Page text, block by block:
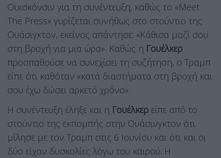
Ουισκόνσιν για τη συνέντευξη, καθώς το «Meet
The Press» γυρίζεται συνήθως στο στούντιο της
Ουάσιγκτον, εκείνος απάντησε: «Κάθισα μαζί σου
στη βροχή για μια ώρα». Καθώς η Γουέλκερ
προσπαθούσε να συνεχίσει τη συζήτηση, ο Τραμπ
είπε ότι καθόταν «κατά διαστήματα στη βροχή και
σου έχω δώσει αρκετό χρόνο».
Η συνέντευξη έληξε και η Γουέλκερ είπε από το
στούντιο της εκπομπής στην Ουάσινγκτον ότι
μίλησε με τον Τραμπ στις 6 Ιουνίου και ότι και οι
δύο είχαν δυσκολίες λόγω του καιρού. Η